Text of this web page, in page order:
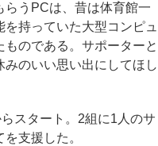
うPCは、昔は体育館一
持っていた大型コンピュ
のである。サポーターと
のいい思い出にしてほし
スタート。2組に1人のサ
支援した。